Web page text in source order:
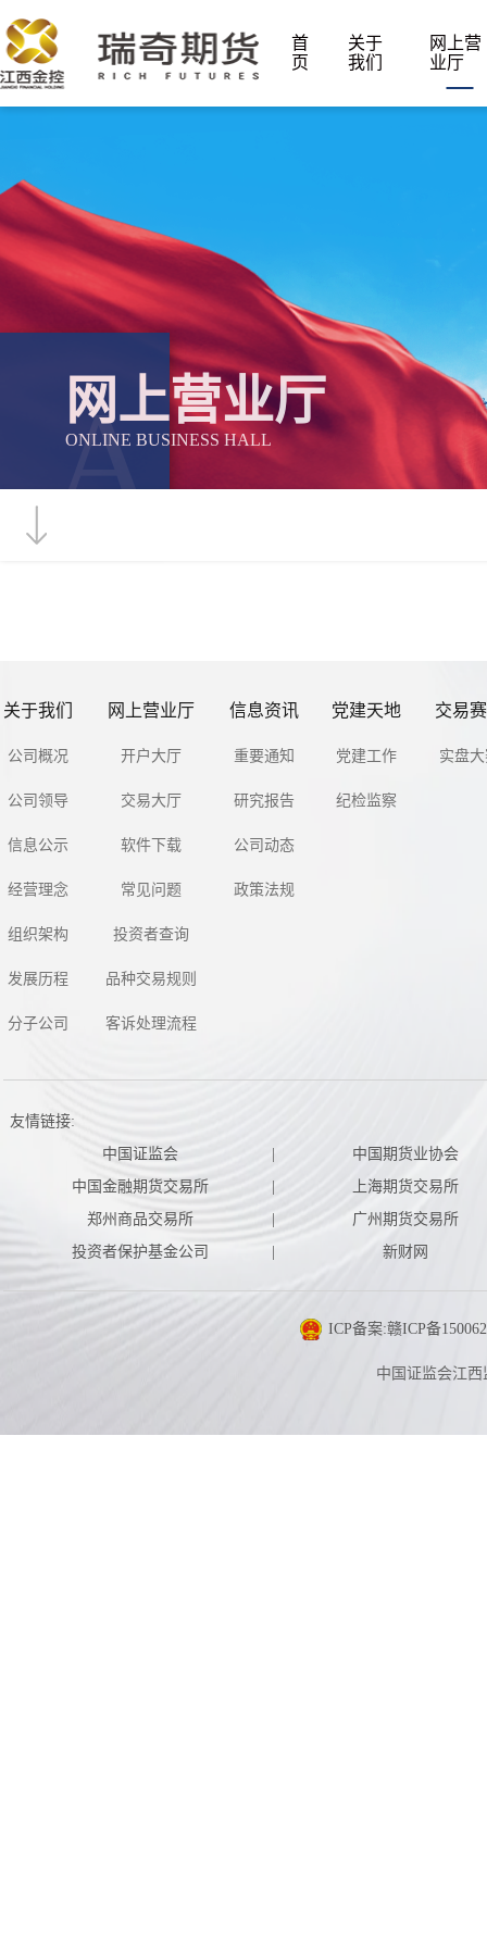
首
页
关于
我们
网上营
业厅
网上营业厅
ONLINE BUSINESS HALL
A
关于我们
公司概况
公司领导
信息公示
经营理念
组织架构
发展历程
分子公司
网上营业厅
开户大厅
交易大厅
软件下载
常见问题
投资者查询
品种交易规则
客诉处理流程
信息资讯
重要通知
研究报告
公司动态
政策法规
党建天地
党建工作
纪检监察
交易
实盘
友情链接:
中国证监会
中国期货业协会
中国金融期货交易所
上海期货交易所
郑州商品交易所
广州期货交易所
投资者保护基金公司
新财网
ICP备案:赣ICP备
中国证监会江西